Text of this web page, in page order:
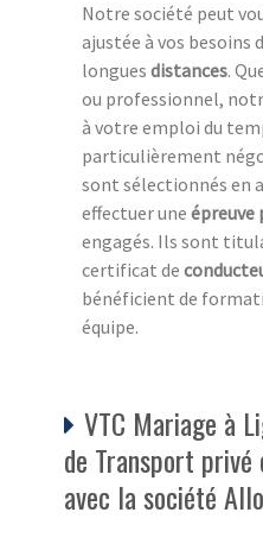
Notre société peut
ajustée à vos besoins
longues distances.
ou professionnel,
à votre emploi du
particulièrement
sont sélectionnés en
effectuer une épreuve
engagés. Ils sont
certificat de
bénéficient de
équipe.
VTC Mariage à
de Transport
avec la société